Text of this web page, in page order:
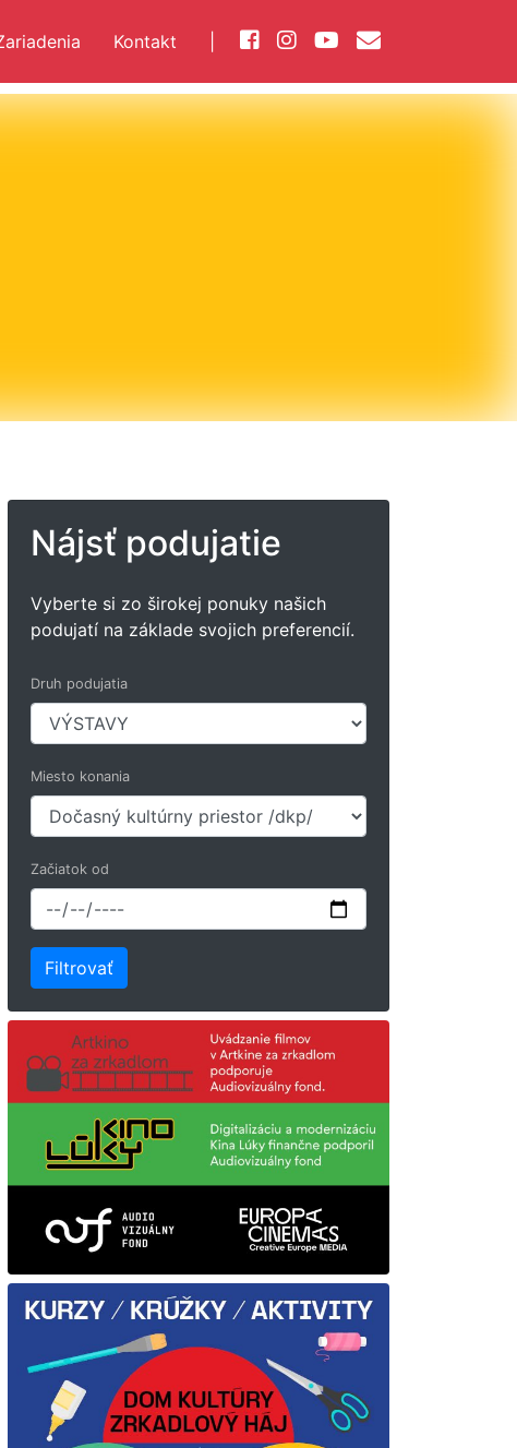
Kontakt
Nájsť podujatie
Vyberte si zo širokej ponuky našich
podujatí na základe svojich preferencií.
Druh podujatia
Miesto konania
Začiatok od